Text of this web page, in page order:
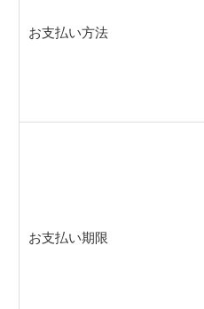
お支払い方法
お支払い期限